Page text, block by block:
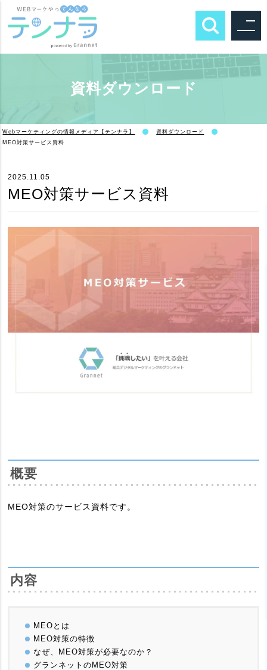
資料ダウンロード
Webマーケティングの情報メディア【テンナラ】
資料ダウンロード
MEO対策サービス資料
2025.11.05
MEO対策サービス資料
概要
MEO対策のサービス資料です。
内容
MEOとは
MEO対策の特徴
なぜ、MEO対策が必要なのか？
グランネットのMEO対策